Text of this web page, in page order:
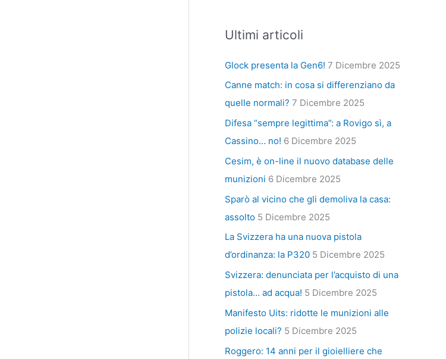
Ultimi articoli
Glock presenta la Gen6! 7 Dicembre 2025
Canne match: in cosa si differenziano da
quelle normali? 7 Dicembre 2025
Difesa “sempre legittima”: a Rovigo sì, a
Cassino… no! 6 Dicembre 2025
Cesim, è on-line il nuovo database delle
munizioni 6 Dicembre 2025
Sparò al vicino che gli demoliva la casa:
assolto 5 Dicembre 2025
La Svizzera ha una nuova pistola
d’ordinanza: la P320 5 Dicembre 2025
Svizzera: denunciata per l’acquisto di una
pistola… ad acqua! 5 Dicembre 2025
Manifesto Uits: ridotte le munizioni alle
polizie locali? 5 Dicembre 2025
Roggero: 14 anni per il gioielliere che